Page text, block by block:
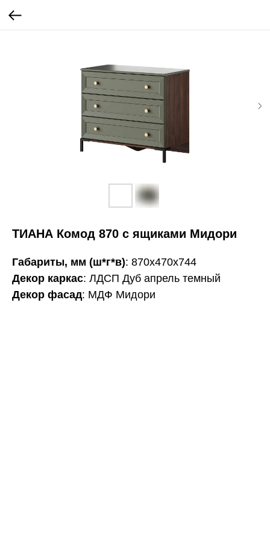
ТИАНА Комод 870 с ящиками Мидори
Габариты, мм (ш*г*в): 870х470х744
Декор каркас: ЛДСП Дуб апрель темный
Декор фасад: МДФ Мидори